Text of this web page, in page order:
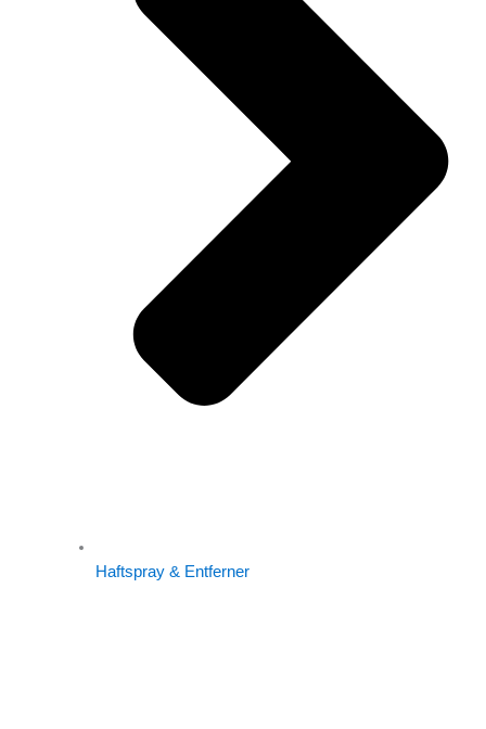
Haftspray & Entferner